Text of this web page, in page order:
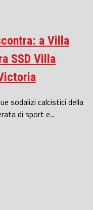
a Villa
SSD Villa
sodalizi calcistici della
di sport e...